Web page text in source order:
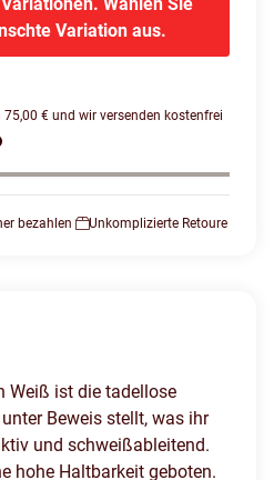
Variation aus.
75,00 € und wir versenden kostenfrei
bezahlen Unkomplizierte Retoure
Weiß ist die tadellose
Beweis stellt, was ihr
und schweißableitend.
hohe Haltbarkeit geboten.